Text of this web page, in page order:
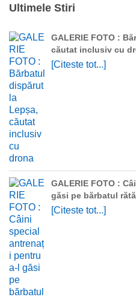
Ultimele Stiri
GALERIE FOTO :
căutat inclusiv cu
[Citeste tot...]
GALERIE FOTO :
găsi pe bărbatul
[Citeste tot...]